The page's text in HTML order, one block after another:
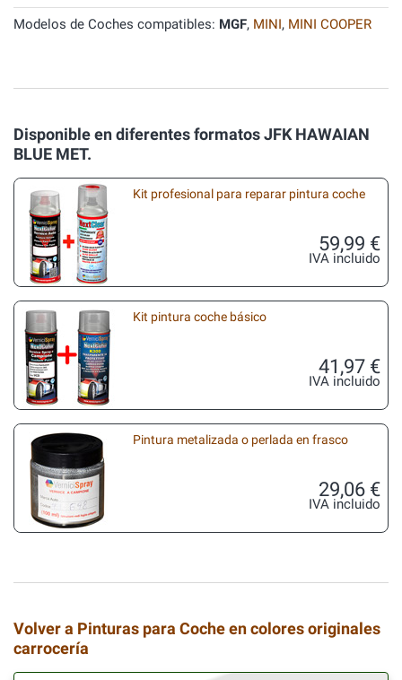
Modelos de Coches compatibles: MGF, MINI, MINI COOPER
Disponible en diferentes formatos JFK HAWAIAN
BLUE MET.
Kit profesional para reparar pintura coche
59,99 €
IVA incluido
Kit pintura coche básico
41,97 €
IVA incluido
Pintura metalizada o perlada en frasco
29,06 €
IVA incluido
Volver a Pinturas para Coche en colores originales
carrocería